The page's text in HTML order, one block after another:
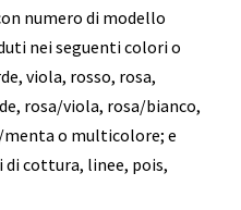
numero di modello
nei seguenti colori o
viola, rosso, rosa,
rosa/viola, rosa/bianco,
o multicolore; e
di cottura, linee, pois,